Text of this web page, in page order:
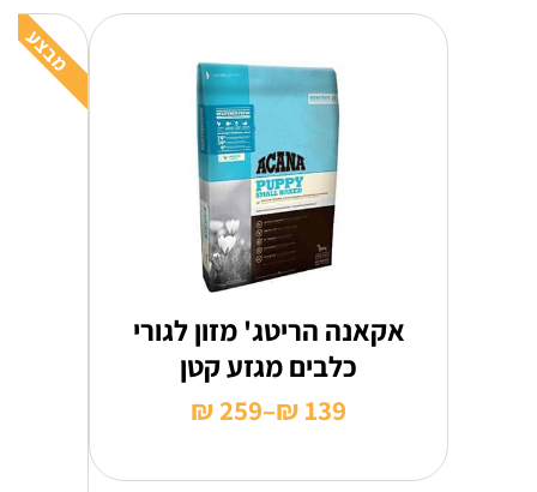
אקאנה הריטג' מזון לגורי
כלבים מגזע קטן
₪ 139
–
₪259
טווח
מבצע